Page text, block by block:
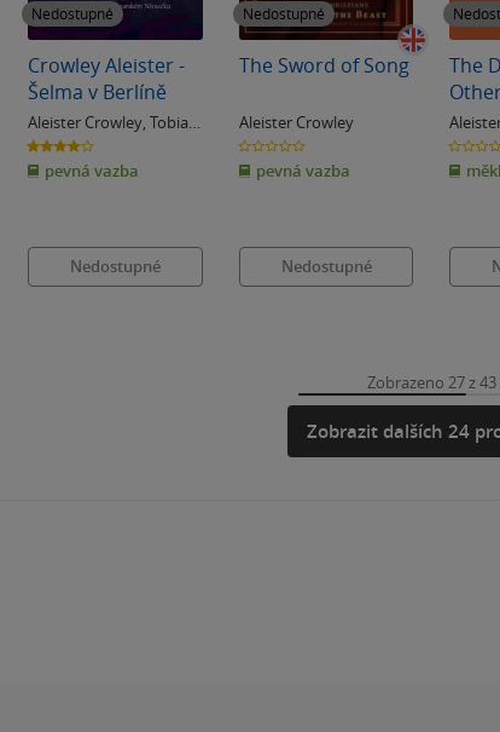
Nedostupné
Crowley Aleister -
Šelma v Berlíně
Aleister Crowley,Tobias
Churton
4.0
z
5
hvězdiček
pevná vazba
Nedostupné
Nedostupné
The Sword of Song
Aleister Crowley
0.0
z
5
hvězdiček
pevná vazba
Nedostupné
The
0.0
z
5
Zobrazeno 27 z 43
Zobrazit dalších 24